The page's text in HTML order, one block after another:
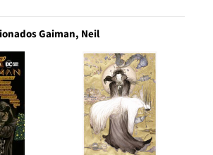
Gaiman, Neil